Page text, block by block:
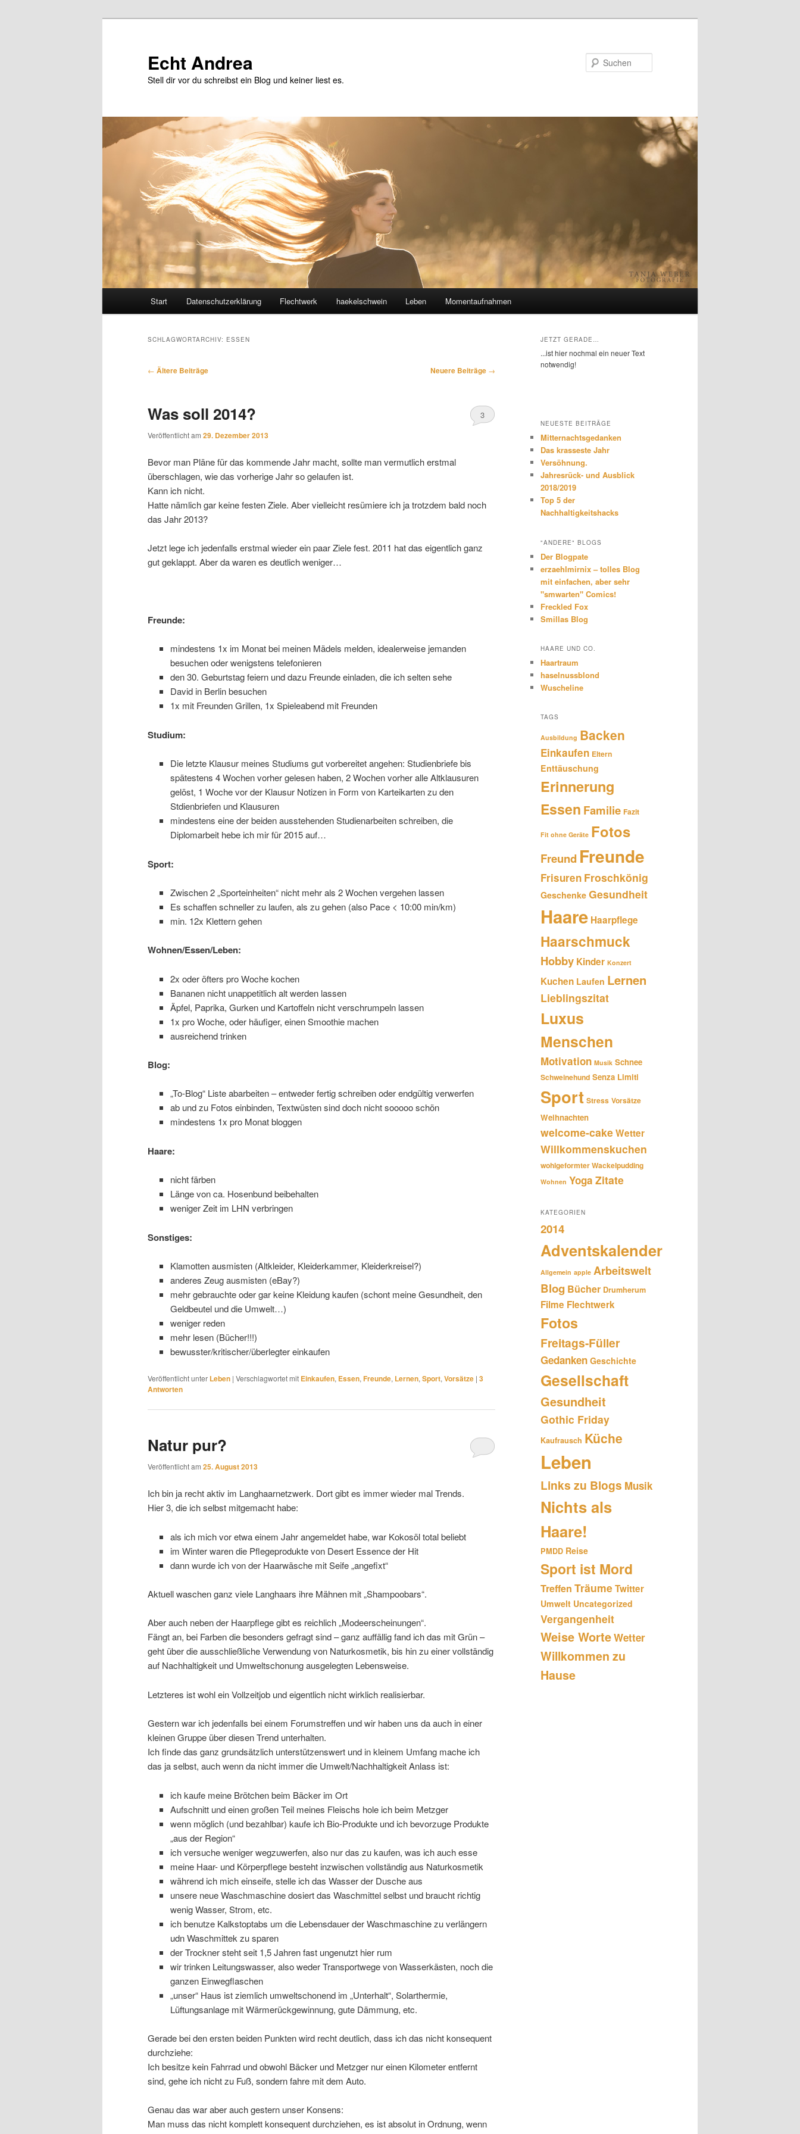
Echt Andrea
Stell dir vor du schreibst ein Blog und keiner liest es.
Start Datenschutzerklärung Flechtwerk haekelschwein Leben Momentaufnahmen
SCHLAGWORTARCHIV: ESSEN
Beitragsnavigation
← Ältere Beiträge Neuere Beiträge →
Was soll 2014?
Veröffentlicht am 29. Dezember 2013
3
Bevor man Pläne für das kommende Jahr macht, sollte man vermutlich erstmal
überschlagen, wie das vorherige Jahr so gelaufen ist.
Kann ich nicht.
Hatte nämlich gar keine festen Ziele. Aber vielleicht resümiere ich ja trotzdem bald noch
das Jahr 2013?
Jetzt lege ich jedenfalls erstmal wieder ein paar Ziele fest. 2011 hat das eigentlich ganz
gut geklappt. Aber da waren es deutlich weniger…
Freunde:
mindestens 1x im Monat bei meinen Mädels melden, idealerweise jemanden
besuchen oder wenigstens telefonieren
den 30. Geburtstag feiern und dazu Freunde einladen, die ich selten sehe
David in Berlin besuchen
1x mit Freunden Grillen, 1x Spieleabend mit Freunden
Studium:
Die letzte Klausur meines Studiums gut vorbereitet angehen: Studienbriefe bis
spätestens 4 Wochen vorher gelesen haben, 2 Wochen vorher alle Altklausuren
gelöst, 1 Woche vor der Klausur Notizen in Form von Karteikarten zu den
Stdienbriefen und Klausuren
mindestens eine der beiden ausstehenden Studienarbeiten schreiben, die
Diplomarbeit hebe ich mir für 2015 auf…
Sport:
Zwischen 2 „Sporteinheiten“ nicht mehr als 2 Wochen vergehen lassen
Es schaffen schneller zu laufen, als zu gehen (also Pace < 10:00 min/km)
min. 12x Klettern gehen
Wohnen/Essen/Leben:
2x oder öfters pro Woche kochen
Bananen nicht unappetitlich alt werden lassen
Äpfel, Paprika, Gurken und Kartoffeln nicht verschrumpeln lassen
1x pro Woche, oder häufiger, einen Smoothie machen
ausreichend trinken
Blog:
„To-Blog“ Liste abarbeiten – entweder fertig schreiben oder endgültig verwerfen
ab und zu Fotos einbinden, Textwüsten sind doch nicht sooooo schön
mindestens 1x pro Monat bloggen
Haare:
nicht färben
Länge von ca. Hosenbund beibehalten
weniger Zeit im LHN verbringen
Sonstiges:
Klamotten ausmisten (Altkleider, Kleiderkammer, Kleiderkreisel?)
anderes Zeug ausmisten (eBay?)
mehr gebrauchte oder gar keine Kleidung kaufen (schont meine Gesundheit, den
Geldbeutel und die Umwelt…)
weniger reden
mehr lesen (Bücher!!!)
bewusster/kritischer/überlegter einkaufen
Veröffentlicht unter Leben | Verschlagwortet mit Einkaufen, Essen, Freunde, Lernen, Sport, Vorsätze | 3
Antworten
Natur pur?
Veröffentlicht am 25. August 2013
Ich bin ja recht aktiv im Langhaarnetzwerk. Dort gibt es immer wieder mal Trends.
Hier 3, die ich selbst mitgemacht habe:
als ich mich vor etwa einem Jahr angemeldet habe, war Kokosöl total beliebt
im Winter waren die Pflegeprodukte von Desert Essence der Hit
dann wurde ich von der Haarwäsche mit Seife „angefixt“
Aktuell waschen ganz viele Langhaars ihre Mähnen mit „Shampoobars“.
Aber auch neben der Haarpflege gibt es reichlich „Modeerscheinungen“.
Fängt an, bei Farben die besonders gefragt sind – ganz auffällig fand ich das mit Grün –
geht über die ausschließliche Verwendung von Naturkosmetik, bis hin zu einer vollständig
auf Nachhaltigkeit und Umweltschonung ausgelegten Lebensweise.
Letzteres ist wohl ein Vollzeitjob und eigentlich nicht wirklich realisierbar.
Gestern war ich jedenfalls bei einem Forumstreffen und wir haben uns da auch in einer
kleinen Gruppe über diesen Trend unterhalten.
Ich finde das ganz grundsätzlich unterstützenswert und in kleinem Umfang mache ich
das ja selbst, auch wenn da nicht immer die Umwelt/Nachhaltigkeit Anlass ist:
ich kaufe meine Brötchen beim Bäcker im Ort
Aufschnitt und einen großen Teil meines Fleischs hole ich beim Metzger
wenn möglich (und bezahlbar) kaufe ich Bio-Produkte und ich bevorzuge Produkte
„aus der Region“
ich versuche weniger wegzuwerfen, also nur das zu kaufen, was ich auch esse
meine Haar- und Körperpflege besteht inzwischen vollständig aus Naturkosmetik
während ich mich einseife, stelle ich das Wasser der Dusche aus
unsere neue Waschmaschine dosiert das Waschmittel selbst und braucht richtig
wenig Wasser, Strom, etc.
ich benutze Kalkstoptabs um die Lebensdauer der Waschmaschine zu verlängern
udn Waschmittek zu sparen
der Trockner steht seit 1,5 Jahren fast ungenutzt hier rum
wir trinken Leitungswasser, also weder Transportwege von Wasserkästen, noch die
ganzen Einwegflaschen
„unser“ Haus ist ziemlich umweltschonend im „Unterhalt“, Solarthermie,
Lüftungsanlage mit Wärmerückgewinnung, gute Dämmung, etc.
Gerade bei den ersten beiden Punkten wird recht deutlich, dass ich das nicht konsequent
durchziehe:
Ich besitze kein Fahrrad und obwohl Bäcker und Metzger nur einen Kilometer entfernt
sind, gehe ich nicht zu Fuß, sondern fahre mit dem Auto.
Genau das war aber auch gestern unser Konsens:
Man muss das nicht komplett konsequent durchziehen, es ist absolut in Ordnung, wenn
JETZT GERADE…
...ist hier nochmal ein neuer Text
notwendig!
NEUESTE BEITRÄGE
Mitternachtsgedanken
Das krasseste Jahr
Versöhnung.
Jahresrück- und Ausblick
2018/2019
Top 5 der
Nachhaltigkeitshacks
"ANDERE" BLOGS
Der Blogpate
erzaehlmirnix – tolles Blog
mit einfachen, aber sehr
"smwarten" Comics!
Freckled Fox
Smillas Blog
HAARE UND CO.
Haartraum
haselnussblond
Wuscheline
TAGS
Ausbildung Backen
Einkaufen Eltern
Enttäuschung
Erinnerung
Essen Familie Fazit
Fit ohne Geräte Fotos
Freund Freunde
Frisuren Froschkönig
Geschenke Gesundheit
Haare Haarpflege
Haarschmuck
Hobby Kinder Konzert
Kuchen Laufen Lernen
Lieblingszitat
Luxus
Menschen
Motivation Musik Schnee
Schweinehund Senza Limiti
Sport Stress Vorsätze
Weihnachten
welcome-cakeWetter
Willkommenskuchen
wohlgeformter Wackelpudding
Wohnen Yoga Zitate
KATEGORIEN
2014
Adventskalender
Allgemein apple Arbeitswelt
Blog Bücher Drumherum
Filme Flechtwerk
Fotos
Freitags-Füller
Gedanken Geschichte
Gesellschaft
Gesundheit
Gothic Friday
Kaufrausch Küche
Leben
Links zu Blogs Musik
Nichts als
Haare!
PMDD Reise
Sport ist Mord
Treffen TräumeTwitter
Umwelt Uncategorized
Vergangenheit
Weise WorteWetter
Willkommen zu
Hause